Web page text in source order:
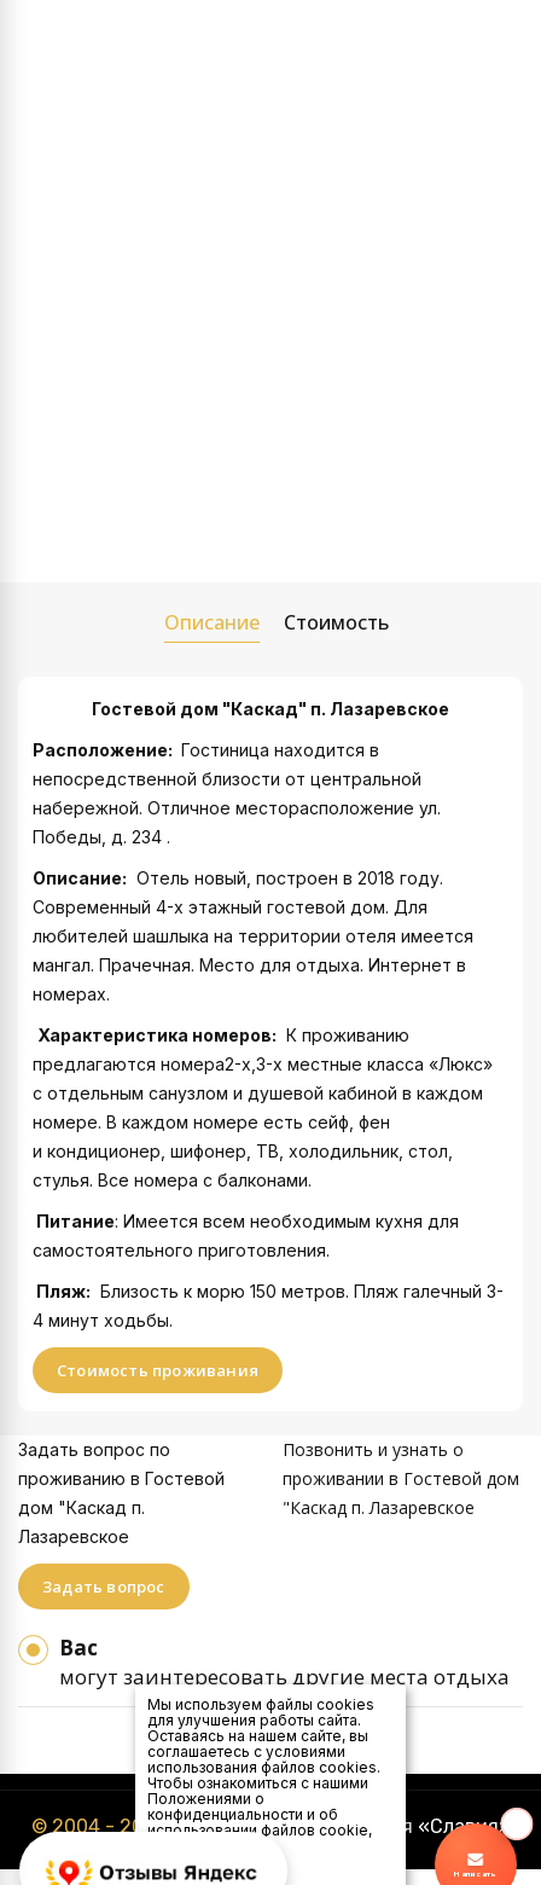
Описание Стоимость
Гостевой дом "Каскад" п. Лазаревское
Расположение: Гостиница находится в
непосредственной близости от центральной
набережной. Отличное месторасположение ул.
Победы, д. 234 .
Описание: Отель новый, построен в 2018 году.
Современный 4-х этажный гостевой дом. Для
любителей шашлыка на территории отеля имеется
мангал. Прачечная. Место для отдыха. Интернет в
номерах.
Характеристика номеров: К проживанию
предлагаются номера2-х,3-х местные класса «Люкс»
с отдельным санузлом и душевой кабиной в каждом
номере. В каждом номере есть сейф, фен
и кондиционер, шифонер, ТВ, холодильник, стол,
стулья. Все номера с балконами.
Питание: Имеется всем необходимым кухня для
самостоятельного приготовления.
Пляж: Близость к морю 150 метров. Пляж галечный 3-
4 минут ходьбы.
Стоимость проживания
Задать вопрос по
проживанию в Гостевой
дом "Каскад п.
Лазаревское
Задать вопрос
Позвонить и узнать о
проживании в Гостевой дом
"Каскад п. Лазаревское
Вас
могут заинтересовать другие места отдыха
© 2004 - 2026 Туристическая компания «Славия»
Мы используем файлы cookies
для улучшения работы сайта.
Оставаясь на нашем сайте, вы
соглашаетесь с условиями
использования файлов cookies.
Чтобы ознакомиться с нашими
Положениями о
конфиденциальности и об
использовании файлов cookie,
Я
Написать